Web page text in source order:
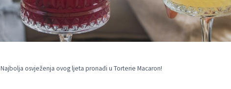
Najbolja osvježenja ovog ljeta pronađi u Torterie Macaron!